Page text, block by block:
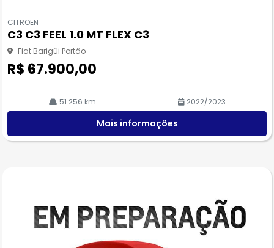
pa
rtil
he
CITROEN
C3 C3 FEEL 1.0 MT FLEX C3
Fiat Barigüi Portão
R$ 67.900,00
51.256 km 2022/2023
Mais informações